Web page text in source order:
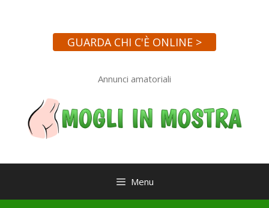
GUARDA CHI C'È ONLINE >
Annunci amatoriali
Menu